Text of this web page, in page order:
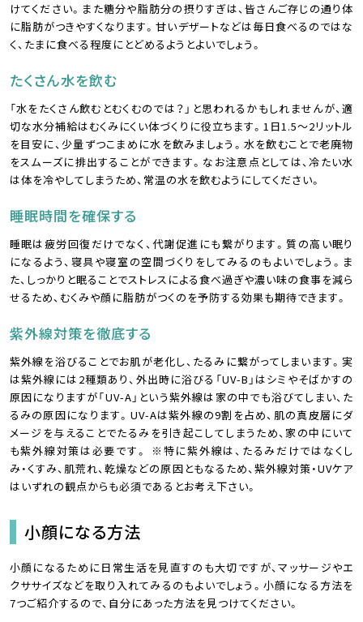
けてください。また糖分や脂肪分の摂りすぎは、皆さんご存じの通り体
に脂肪がつきやすくなります。甘いデザートなどは毎日食べるのではな
く、たまに食べる程度にとどめるようとよいでしょう。
たくさん水を飲む
「水をたくさん飲むとむくむのでは？」と思われるかもしれませんが、適
切な水分補給はむくみにくい体づくりに役立ちます。1日1.5〜2リットル
を目安に、少量ずつこまめに水を飲みましょう。水を飲むことで老廃物
をスムーズに排出することができます。なお注意点としては、冷たい水
は体を冷やしてしまうため、常温の水を飲むようにしてください。
睡眠時間を確保する
睡眠は疲労回復だけでなく、代謝促進にも繋がります。質の高い眠り
になるよう、寝具や寝室の空間づくりをしてみるのもよいでしょう。ま
た、しっかりと眠ることでストレスによる食べ過ぎや濃い味の食事を減ら
せるため、むくみや顔に脂肪がつくのを予防する効果も期待できます。
紫外線対策を徹底する
紫外線を浴びることでお肌が老化し、たるみに繋がってしまいます。実
は紫外線には2種類あり、外出時に浴びる「UV-B」はシミやそばかすの
原因になりますが「UV-A」という紫外線は家の中でも浴びてしまい、た
るみの原因になります。UV-Aは紫外線の9割を占め、肌の真皮層にダ
メージを与えることでたるみを引き起こしてしまうため、家の中にいて
も紫外線対策は必要です。 ※特に紫外線は、たるみだけではなくし
み・くすみ、肌荒れ、乾燥などの原因ともなるため、紫外線対策・UVケア
はいずれの観点からも必須であるとお考え下さい。
小顔になる方法
小顔になるために日常生活を見直すのも大切ですが、マッサージやエ
クササイズなどを取り入れてみるのもよいでしょう。小顔になる方法を
7つご紹介するので、自分にあった方法を見つけてください。